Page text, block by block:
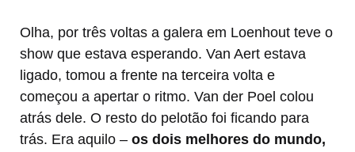
Olha, por três voltas a galera em Loenhout teve o
show que estava esperando. Van Aert estava
ligado, tomou a frente na terceira volta e
começou a apertar o ritmo. Van der Poel colou
atrás dele. O resto do pelotão foi ficando para
trás. Era aquilo – os dois melhores do mundo,